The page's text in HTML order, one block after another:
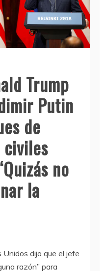
Trump
Putin
de
civiles
no
la
dijo que el jefe
razón” para